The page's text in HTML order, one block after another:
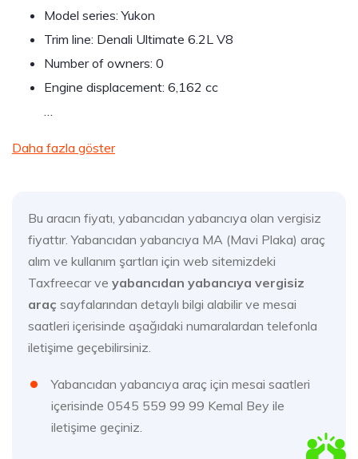
Model series: Yukon
Trim line: Denali Ultimate 6.2L V8
Number of owners: 0
Engine displacement: 6,162 cc
…
Daha fazla göster
Bu aracın fiyatı, yabancıdan yabancıya olan vergisiz
fiyattır. Yabancıdan yabancıya MA (Mavi Plaka) araç
alım ve kullanım şartları için web sitemizdeki
Taxfreecar ve yabancıdan yabancıya vergisiz
araç sayfalarından detaylı bilgi alabilir ve mesai
saatleri içerisinde aşağıdaki numaralardan telefonla
iletişime geçebilirsiniz.
Yabancıdan yabancıya araç için mesai saatleri
içerisinde 0545 559 99 99 Kemal Bey ile
iletişime geçiniz.